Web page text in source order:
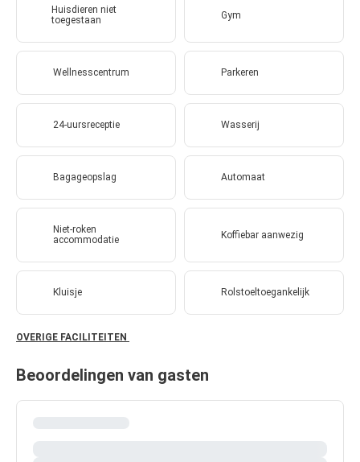
Huisdieren niet
toegestaan
Gym
Wellnesscentrum Parkeren
24-uursreceptie Wasserij
Bagageopslag Automaat
Niet-roken
accommodatie
Koffiebar aanwezig
Kluisje Rolstoeltoegankelijk
OVERIGE FACILITEITEN
Beoordelingen van gasten